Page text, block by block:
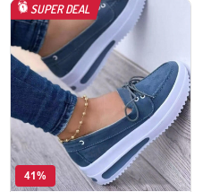
SUPER DEAL
41%